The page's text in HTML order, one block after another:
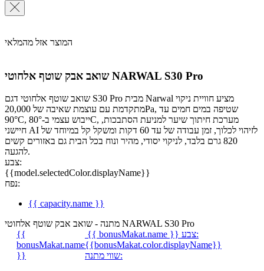
המוצר אזל מהמלאי
שואב אבק שוטף אלחוטי NARWAL S30 Pro
שואב שוטף אלחוטי דגם S30 Pro מבית Narwal מציע חוויית ניקוי
מתקדמת עם עוצמת שאיבה של 20,000Pa, שטיפה במים חמים עד
90°C, ייבוש עצמי ב-80°C, מערכת חיתוך שיער למניעת הסתבכות,
חיישני AI לזיהוי לכלוך, זמן עבודה של עד 60 דקות ומשקל קל במיוחד של
820 גרם בלבד, לניקוי יסודי, מהיר ונוח בכל הבית גם באזורים קשים
להגעה.
צבע:
{{model.selectedColor.displayName}}
נפח:
{{ capacity.name }}
מתנה - שואב אבק שוטף אלחוטי NARWAL S30 Pro
{{
bonusMakat.name
}}
{{ bonusMakat.name }}
צבע:
{{bonusMakat.color.displayName}}
שווי מתנה: